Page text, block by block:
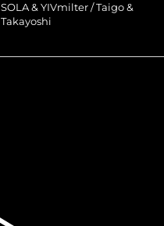
SOLA & YIVmilter / Taigo &
Takayoshi